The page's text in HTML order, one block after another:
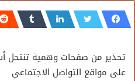
تحذير من صفحات وهمية تنتحل
على مواقع التواصل الاجتماعي